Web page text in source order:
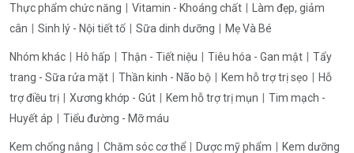
Thực phẩm chức năng Vitamin - Khoáng chất
Làm đẹp, giảm
cân
Sinh lý - Nội tiết tố Sữa dinh dưỡng Mẹ Và Bé
Nhóm khác Hô hấp Thận - Tiết niệu Tiêu hóa - Gan mật
Tẩy
trang - Sữa rửa mặt
Thần kinh - Não bộ Kem hỗ trợ trị sẹo
Hỗ
trợ điều trị
Xương khớp - Gút Kem hỗ trợ trị mụn
Tim mạch -
Huyết áp
Tiểu đường - Mỡ máu
Kem chống nắng Chăm sóc cơ thể Dược mỹ phẩm Kem dưỡng